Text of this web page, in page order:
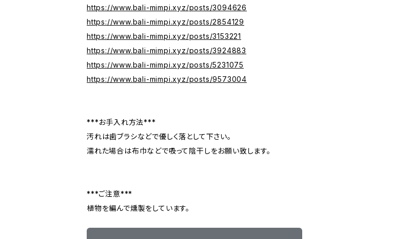
https://www.bali-mimpi.xyz/posts/3094626
https://www.bali-mimpi.xyz/posts/2854129
https://www.bali-mimpi.xyz/posts/3153221
https://www.bali-mimpi.xyz/posts/3924883
https://www.bali-mimpi.xyz/posts/5231075
https://www.bali-mimpi.xyz/posts/9573004
***お手入れ方法***
汚れは歯ブラシなどで優しく落として下さい。
濡れた場合は布巾などで吸って陰干しをお願い致します。
***ご注意***
植物を編んで燻製をしています。